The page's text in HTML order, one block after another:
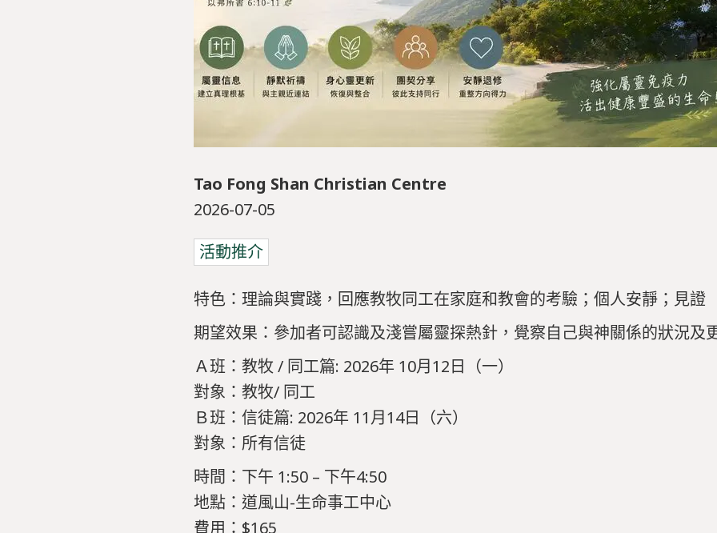
Tao Fong Shan Christian Centre
2026-07-05
活動推介
特色：理論與實踐，回應教牧同工在家庭和教會的考驗；個人安靜；見證
期望效果：參加者可認識及淺嘗屬靈探熱針，覺察自己與神關係的狀況及
Ａ班：教牧 / 同工篇: 2026年 10月12日（一）
對象：教牧/ 同工
Ｂ班：信徒篇: 2026年 11月14日（六）
對象：所有信徒
時間：下午 1:50 – 下午4:50
地點：道風山-生命事工中心
費用：$165